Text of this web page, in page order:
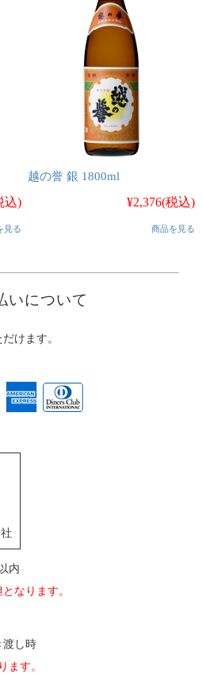
込)
見る
越の誉 銀 1800ml
¥2,376(税込)
商品を見る
いについて
けます。
内
なります。
渡し時
ます。